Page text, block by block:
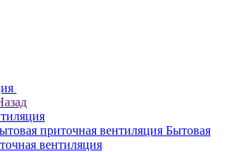
Бытовая
вентиляция